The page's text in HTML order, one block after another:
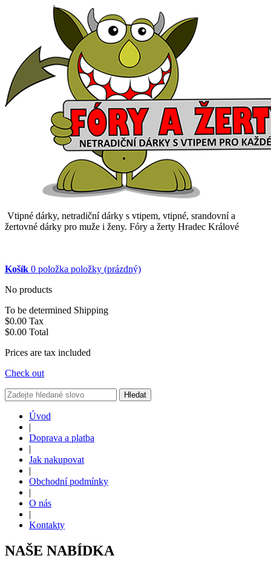
Vtipné dárky, netradiční dárky s vtipem, vtipné, srandovní a
žertovné dárky pro muže i ženy. Fóry a žerty Hradec Králové
Košík 0 položka položky (prázdný)
No products
To be determined Shipping
$0.00 Tax
$0.00 Total
Prices are tax included
Check out
Hledat
Úvod
|
Doprava a platba
|
Jak nakupovat
|
Obchodní podmínky
|
O nás
|
Kontakty
NAŠE NABÍDKA